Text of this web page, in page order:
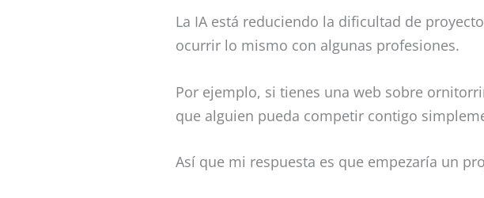
La IA está reduciendo la dificultad de
ocurrir lo mismo con algunas profesiones.
Por ejemplo, si tienes una web sobre
que alguien pueda competir contigo
Así que mi respuesta es que empezaría un